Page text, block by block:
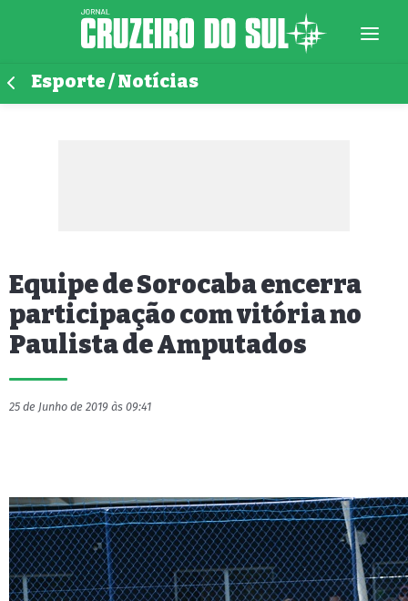
Esporte / Notícias
Equipe de Sorocaba encerra
participação com vitória no
Paulista de Amputados
25 de Junho de 2019 às 09:41